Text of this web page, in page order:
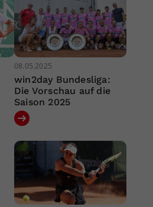
08.05.2025
win2day Bundesliga:
Die Vorschau auf die
Saison 2025